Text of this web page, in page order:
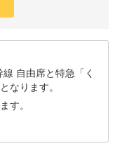
自由席と特急「く
なります。
す。